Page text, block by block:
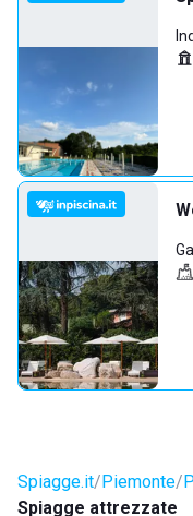
Spiagge.it Piemonte
Spiagge attrezzate